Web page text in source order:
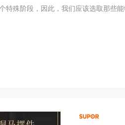
特殊阶段，因此，我们应该选取那些